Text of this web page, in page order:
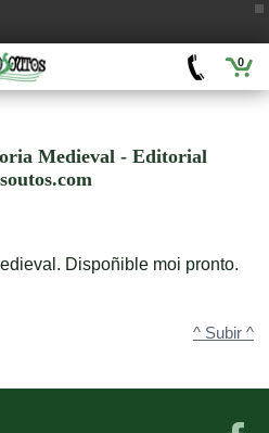
0
Medieval - Editorial
Dispoñible moi pronto.
^ Subir ^